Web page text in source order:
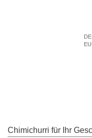
Chimichurri für Ihr